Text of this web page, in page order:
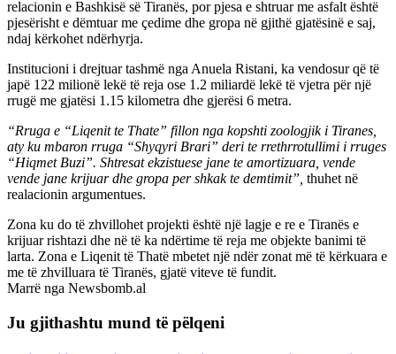
relacionin e Bashkisë së Tiranës, por pjesa e shtruar me asfalt është
pjesërisht e dëmtuar me çedime dhe gropa në gjithë gjatësinë e saj,
ndaj kërkohet ndërhyrja.
Institucioni i drejtuar tashmë nga Anuela Ristani, ka vendosur që të
japë 122 milionë lekë të reja ose 1.2 miliardë lekë të vjetra për një
rrugë me gjatësi 1.15 kilometra dhe gjerësi 6 metra.
“Rruga e “Liqenit te Thate” fillon nga kopshti zoologjik i Tiranes,
aty ku mbaron rruga “Shyqyri Brari” deri te rrethrrotullimi i rruges
“Hiqmet Buzi”. Shtresat ekzistuese jane te amortizuara, vende
vende jane krijuar dhe gropa per shkak te demtimit”, thuhet në
realacionin argumentues.
Zona ku do të zhvillohet projekti është një lagje e re e Tiranës e
krijuar rishtazi dhe në të ka ndërtime të reja me objekte banimi të
larta. Zona e Liqenit të Thatë mbetet një ndër zonat më të kërkuara e
me të zhvilluara të Tiranës, gjatë viteve të fundit.
Marrë nga Newsbomb.al
Ju gjithashtu mund të pëlqeni